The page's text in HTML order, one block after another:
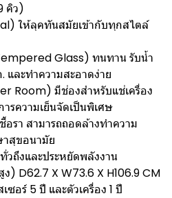
คิว)
ให้ลุคทันสมัยเข้ากับทุกสไตล์
Glass) ทนทาน รับน้ำ
และทำความสะอาดง่าย
Room) มีช่องสำหรับแช่เครื่อง
รความเย็นจัดเป็นพิเศษ
อรา สามารถถอดล้างทำความ
าสุขอนามัย
วถึงและประหยัดพลังงาน
) D62.7 X W73.6 X H106.9 CM
ซอร์ 5 ปี และตัวเครื่อง 1 ปี